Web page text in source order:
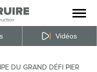
la
du
Vidéos
DU GRAND DÉFI PIERRE